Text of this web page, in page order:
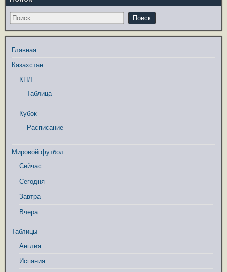
Главная
Казахстан
КПЛ
Таблица
Кубок
Расписание
Мировой футбол
Сейчас
Сегодня
Завтра
Вчера
Таблицы
Англия
Испания